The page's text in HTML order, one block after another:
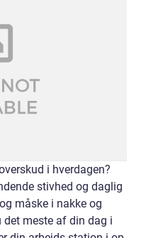
i hverdagen?
stivhed og daglig
måske i nakke og
det meste af din dag i